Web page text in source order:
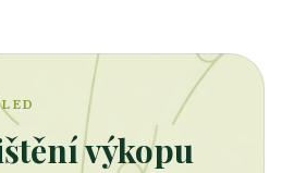
výkopu